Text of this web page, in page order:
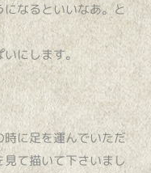
なるといいなあ。と
にします。
時に足を運んでいただ
て描いて下さいまし